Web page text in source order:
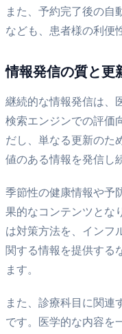
また、予約完了後の自
なども、患者様の利便
情報発信の質と更
継続的な情報発信は、
検索エンジンでの評価
だし、単なる更新のた
値のある情報を発信し
季節性の健康情報や予
果的なコンテンツとな
は対策方法を、インフ
関する情報を提供する
ます。
また、診療科目に関連
です。医学的な内容を